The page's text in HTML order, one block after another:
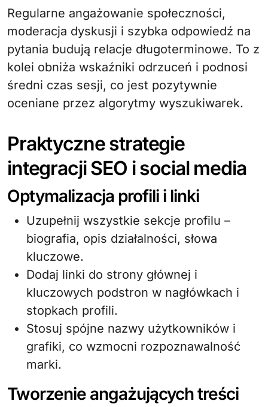
Regularne angażowanie społeczności,
moderacja dyskusji i szybka odpowiedź na
pytania budują relacje długoterminowe. To z
kolei obniża wskaźniki odrzuceń i podnosi
średni czas sesji, co jest pozytywnie
oceniane przez algorytmy wyszukiwarek.
Praktyczne strategie
integracji SEO i social media
Optymalizacja profili i linki
Uzupełnij wszystkie sekcje profilu –
biografia, opis działalności, słowa
kluczowe.
Dodaj linki do strony głównej i
kluczowych podstron w nagłówkach i
stopkach profili.
Stosuj spójne nazwy użytkowników i
grafiki, co wzmocni rozpoznawalność
marki.
Tworzenie angażujących treści